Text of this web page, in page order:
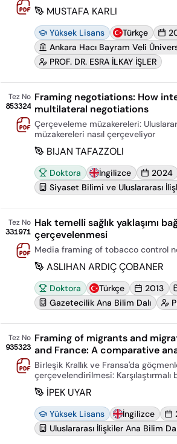
MUSTAFA KARLI
Yüksek Lisans Türkçe
Ankara Hacı Bayram Veli
PROF. DR. ESRA İLKAY İŞLER
Tez No
853324
Framing negotiations: How
multilateral negotiations
Çerçeveleme müzakereleri:
müzakereleri nasıl çerçeveliyor
BIJAN TAFAZZOLI
Doktora İngilizce 2024
Siyaset Bilimi ve Uluslararası
Tez No
331971
Hak temelli sağlık yaklaşımı
çerçevelenmesi
Media framing of tobacco control
ASLIHAN ARDIÇ ÇOBANER
Doktora Türkçe 2013
Gazetecilik Ana Bilim Dalı
Tez No
935323
Framing of migrants and
and France: A comparative
Birleşik Krallık ve Fransa'da
çerçevelendirilmesi: Karşılaştırmalı
İPEK UYAR
Yüksek Lisans İngilizce
Uluslararası İlişkiler Ana Bilim